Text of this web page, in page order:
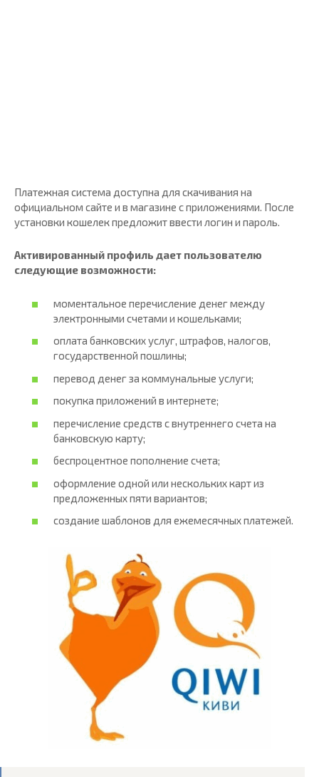
Платежная система доступна для скачивания на
официальном сайте и в магазине с приложениями. После
установки кошелек предложит ввести логин и пароль.
Активированный профиль дает пользователю
следующие возможности:
моментальное перечисление денег между
электронными счетами и кошельками;
оплата банковских услуг, штрафов, налогов,
государственной пошлины;
перевод денег за коммунальные услуги;
покупка приложений в интернете;
перечисление средств с внутреннего счета на
банковскую карту;
беспроцентное пополнение счета;
оформление одной или нескольких карт из
предложенных пяти вариантов;
создание шаблонов для ежемесячных платежей.